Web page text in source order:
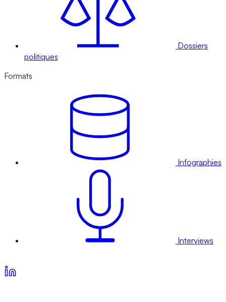
Dossiers
politiques
Formats
Infographies
Interviews